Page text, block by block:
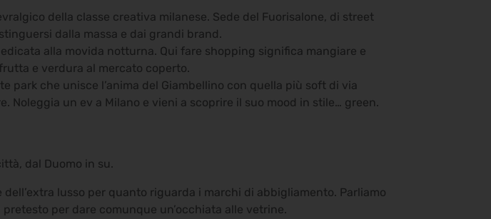
della classe creativa milanese. Sede del Fuorisalone, di street
dalla massa e dai grandi brand.
alla movida notturna. Qui fare shopping significa mangiare e
e verdura al mercato coperto.
park che unisce l’anima del Giambellino con quella più soft di via
Noleggia un ev a Milano e vieni a scoprire il suo mood in stile… green.
dal Duomo in su.
lusso per quanto riguarda i marchi di abbigliamento. Parliamo
per dare comunque un’occhiata alle vetrine.